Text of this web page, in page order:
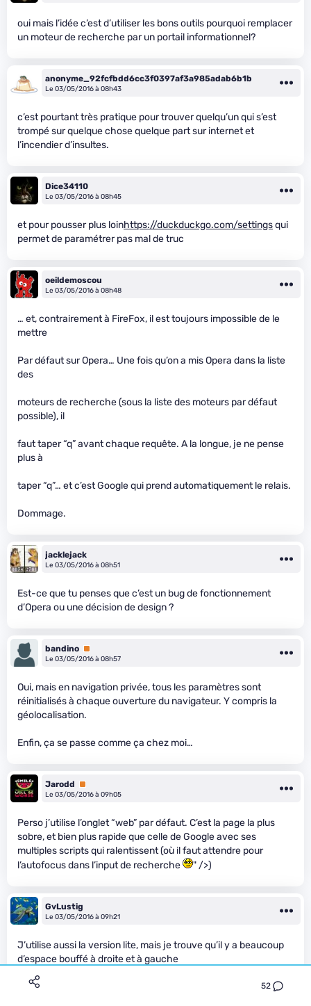
52
oui mais l’idée c’est d’utiliser les bons outils pourquoi remplacer
un moteur de recherche par un portail informationnel?
anonyme_92fcfbdd6cc3f0397af3a985adab6b1b
Le 03/05/2016 à 08h43
c’est pourtant très pratique pour trouver quelqu’un qui s’est
trompé sur quelque chose quelque part sur internet et
l’incendier d’insultes.
Dice34110
Le 03/05/2016 à 08h45
et pour pousser plus loinhttps://duckduckgo.com/settingsqui
permet de paramétrer pas mal de truc
oeildemoscou
Le 03/05/2016 à 08h48
… et, contrairement à FireFox, il est toujours impossible de le
mettre
Par défaut sur Opera… Une fois qu’on a mis Opera dans la liste
des
moteurs de recherche (sous la liste des moteurs par défaut
possible), il
faut taper “q” avant chaque requête. A la longue, je ne pense
plus à
taper “q”… et c’est Google qui prend automatiquement le relais.
Dommage.
jacklejack
Le 03/05/2016 à 08h51
Est-ce que tu penses que c’est un bug de fonctionnement
d’Opera ou une décision de design ?
bandino Premium
Le 03/05/2016 à 08h57
Oui, mais en navigation privée, tous les paramètres sont
réinitialisés à chaque ouverture du navigateur. Y compris la
géolocalisation.
Enfin, ça se passe comme ça chez moi…
Jarodd
Premium
Le 03/05/2016 à 09h05
Perso j’utilise l’onglet “web” par défaut. C’est la page la plus
sobre, et bien plus rapide que celle de Google avec ses
multiples scripts qui ralentissent (où il faut attendre pour
l’autofocus dans l’input de recherche
" />)
GvLustig
Le 03/05/2016 à 09h21
J’utilise aussi la version lite, mais je trouve qu’il y a beaucoup
d’espace bouffé à droite et à gauche